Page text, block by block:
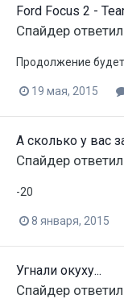
Ford Focus 2 -
Спайдер ответил
Продолжение
19 мая, 2015
А сколько у вас
Спайдер ответил
-20
8 января, 2015
Угнали окуху...
Спайдер ответил